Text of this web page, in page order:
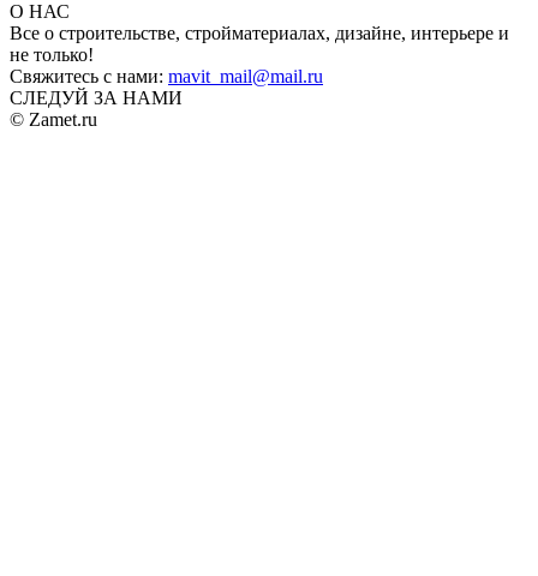
О НАС
Все о строительстве, стройматериалах, дизайне, интерьере и
не только!
Свяжитесь с нами: mavit_mail@mail.ru
СЛЕДУЙ ЗА НАМИ
© Zamet.ru